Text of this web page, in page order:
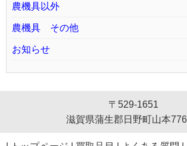
農機具以外
農機具 その他
お知らせ
〒529-1651
滋賀県蒲生郡日野町山本